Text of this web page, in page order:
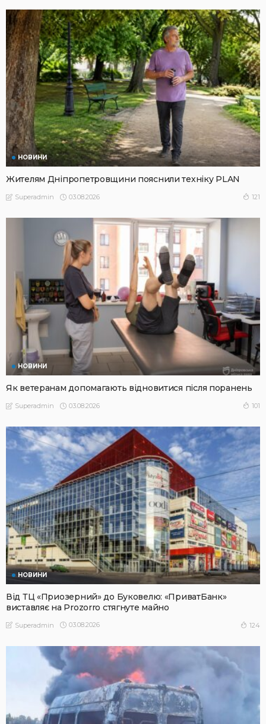
НОВИНИ
Жителям Дніпропетровщини пояснили техніку PLAN
Superadmin 03.08.2026 121
НОВИНИ
Як ветеранам допомагають відновитися після поранень
Superadmin 03.08.2026 101
НОВИНИ
Від ТЦ «Приозерний» до Буковелю: «ПриватБанк»
виставляє на Prozorro стягнуте майно
Superadmin 03.08.2026 124